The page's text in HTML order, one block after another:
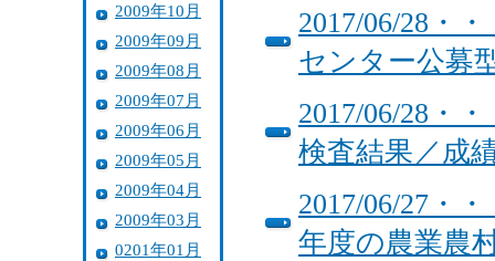
2009年10月
2009年09月
2009年08月
2009年07月
2009年06月
2009年05月
2009年04月
2009年03月
0201年01月
2017/06/28・
センター公募
2017/06/28・
検査結果／成
2017/06/27・
年度の農業農